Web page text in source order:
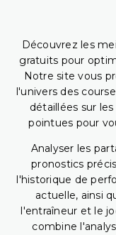
Découvrez les
gratuits pour
Notre site vous
l'univers des
détaillées sur
pointues pour
Analyser les
pronostics
l'historique de
actuelle, ainsi
l'entraîneur et le
combine